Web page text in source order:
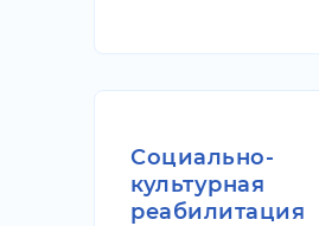
Социально-
культурная
реабилитация